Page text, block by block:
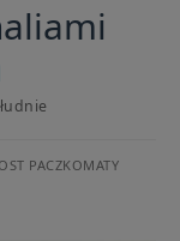
PACZKOMATY